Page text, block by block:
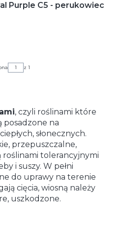
Purple C5 - perukowiec
z 1
, czyli roślinami które
posadzone na
słonecznych.
przepuszczalne,
roślinami tolerancyjnymi
i suszy. W pełni
do uprawy na terenie
cięcia, wiosną należy
uszkodzone.